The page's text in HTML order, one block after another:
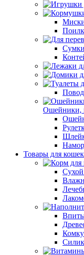
Ошейники,
Товары для кошек